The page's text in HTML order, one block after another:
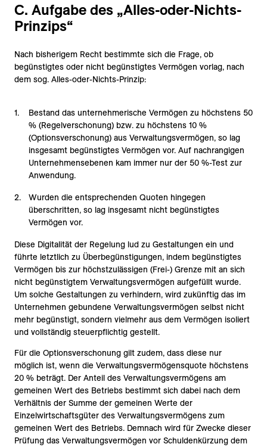
C. Aufgabe des „Alles-oder-Nichts-
Prinzips“
Nach bisherigem Recht bestimmte sich die Frage, ob
begünstigtes oder nicht begünstigtes Vermögen vorlag, nach
dem sog. Alles-oder-Nichts-Prinzip:
Bestand das unternehmerische Vermögen zu höchstens 50
% (Regelverschonung) bzw. zu höchstens 10 %
(Optionsverschonung) aus Verwaltungsvermögen, so lag
insgesamt begünstigtes Vermögen vor. Auf nachrangigen
Unternehmensebenen kam immer nur der 50 %-Test zur
Anwendung.
Wurden die entsprechenden Quoten hingegen
überschritten, so lag insgesamt nicht begünstigtes
Vermögen vor.
Diese Digitalität der Regelung lud zu Gestaltungen ein und
führte letztlich zu Überbegünstigungen, indem begünstigtes
Vermögen bis zur höchstzulässigen (Frei-) Grenze mit an sich
nicht begünstigtem Verwaltungsvermögen aufgefüllt wurde.
Um solche Gestaltungen zu verhindern, wird zukünftig das im
Unternehmen gebundene Verwaltungsvermögen selbst nicht
mehr begünstigt, sondern vielmehr aus dem Vermögen isoliert
und vollständig steuerpflichtig gestellt.
Für die Optionsverschonung gilt zudem, dass diese nur
möglich ist, wenn die Verwaltungsvermögensquote höchstens
20 % beträgt. Der Anteil des Verwaltungsvermögens am
gemeinen Wert des Betriebs bestimmt sich dabei nach dem
Verhältnis der Summe der gemeinen Werte der
Einzelwirtschaftsgüter des Verwaltungsvermögens zum
gemeinen Wert des Betriebs. Demnach wird für Zwecke dieser
Prüfung das Verwaltungsvermögen vor Schuldenkürzung dem